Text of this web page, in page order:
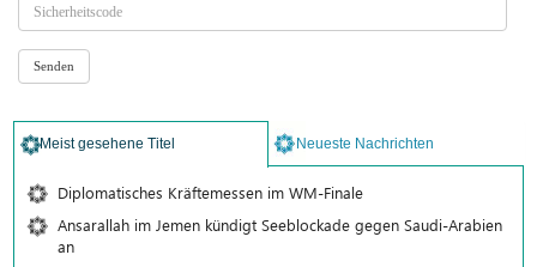
Meist gesehene Titel Neueste Nachrichten
Diplomatisches Kräftemessen im WM-Finale
Ansarallah im Jemen kündigt Seeblockade gegen Saudi-Arabien
an